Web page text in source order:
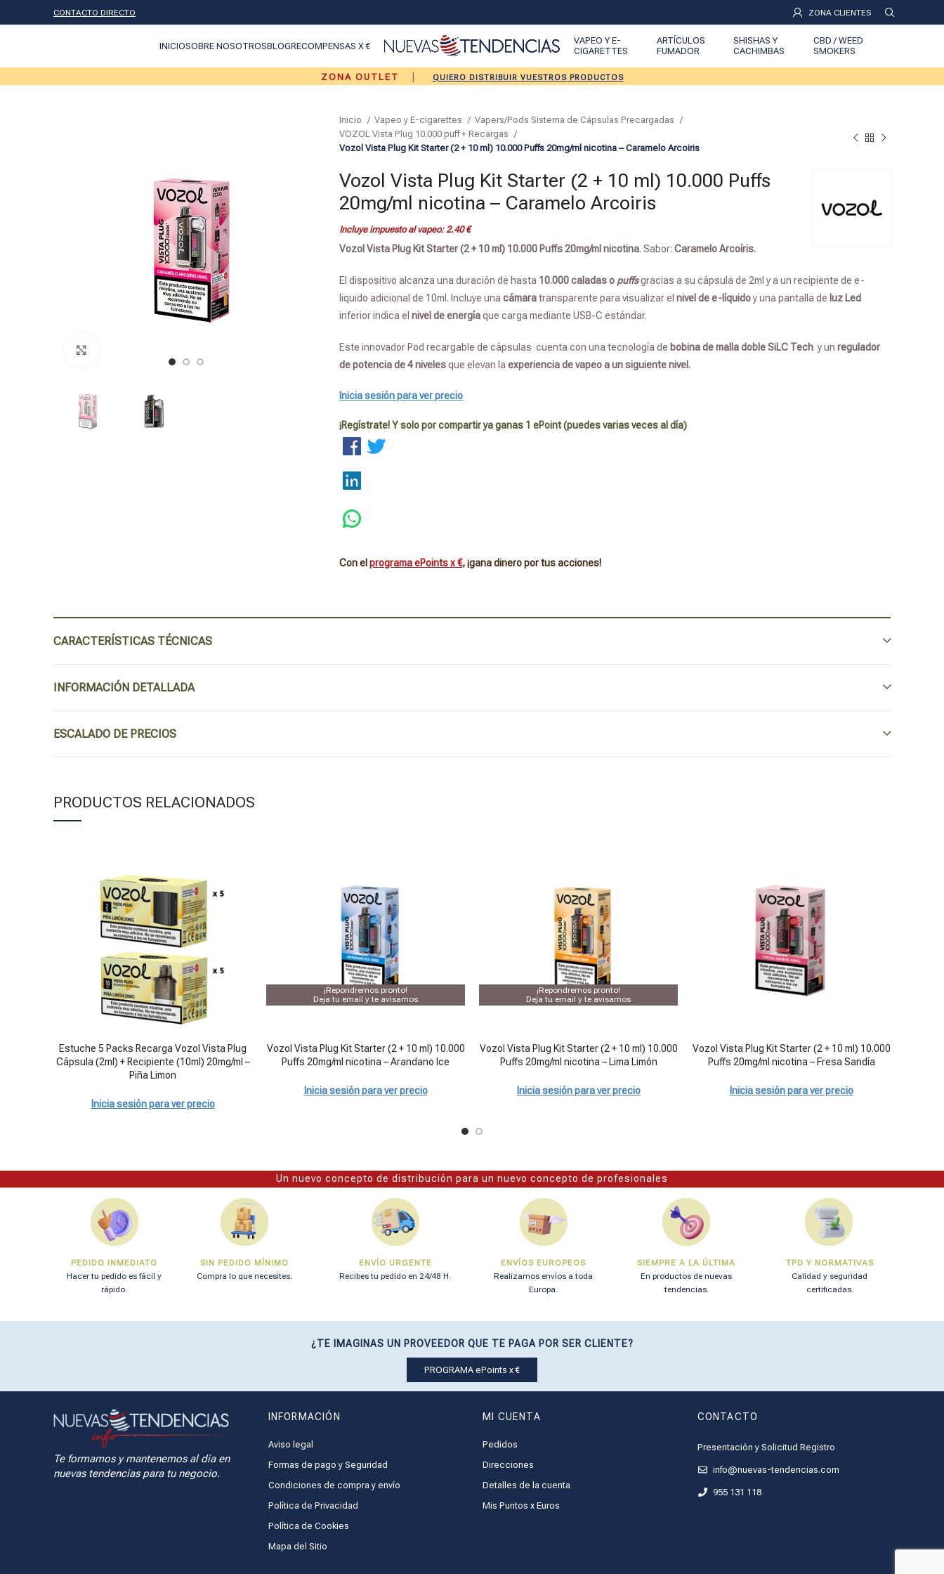
CONTACTO DIRECTO ZONA CLIENTES
INICIOSOBRE NOSOTROSBLOGRECOMPENSAS X €
VAPEO Y E-
CIGARETTES
ARTÍCULOS
FUMADOR
SHISHAS Y
CACHIMBAS
CBD / WEED
SMOKERS
ZONA OUTLET | QUIERO DISTRIBUIR VUESTROS PRODUCTOS
Inicio Vapeo y E-cigarettes
Vapers/Pods Sistema de Cápsulas Precargadas
VOZOL Vista Plug 10.000 puff + Recargas
Vozol Vista Plug Kit Starter (2 + 10 ml) 10.000 Puffs 20mg/ml nicotina – Caramelo Arcoiris
Vozol Vista Plug Kit Starter (2 + 10 ml) 10.000 Puffs
20mg/ml nicotina – Caramelo Arcoiris
Incluye impuesto al vapeo: 2.40€
Vozol Vista Plug Kit Starter (2 + 10 ml) 10.000 Puffs 20mg/ml nicotina. Sabor:Caramelo Arcoíris.
El dispositivo alcanza una duración de hasta 10.000 caladas o puffsgracias a su cápsula de 2ml y a un recipiente de e-
liquido adicional de 10ml. Incluye unacámaratransparente para visualizar elnivel de e-líquidoy una pantalla de luz Led
inferior indica elnivel de energíaque carga mediante USB-C estándar.
Este innovador Pod recargable de cápsulas cuenta con una tecnología de bobina de malla doble SiLC Tech y unregulador
de potencia de 4 nivelesque elevan la experiencia de vapeo a un siguiente nivel.
Inicia sesión para ver precio
¡Regístrate! Y solo por compartir ya ganas 1 ePoint (puedes varias veces al día)
Con elprograma ePoints x €, ¡gana dinero por tus acciones!
CARACTERÍSTICAS TÉCNICAS
INFORMACIÓN DETALLADA
ESCALADO DE PRECIOS
PRODUCTOS RELACIONADOS
Estuche 5 Packs Recarga Vozol Vista Plug Cápsula (2ml) + Recipiente (10ml) 20mg/ml - Piña Limon cantidad
Estuche 5 Packs Recarga Vozol Vista Plug
Cápsula (2ml) + Recipiente (10ml) 20mg/ml –
Piña Limon
Inicia sesión para ver precio
¡Repondremos pronto!
Deja tu email y te avisamos
SIN STOCK
Vozol Vista Plug Kit Starter (2 + 10 ml) 10.000
Puffs 20mg/ml nicotina – Arandano Ice
Inicia sesión para ver precio
¡Repondremos pronto!
Deja tu email y te avisamos
SIN STOCK
Vozol Vista Plug Kit Starter (2 + 10 ml) 10.000
Puffs 20mg/ml nicotina – Lima Limón
Inicia sesión para ver precio
Vozol Vista Plug Kit Starter (2 + 10 ml) 10.000 Puffs
Vozol Vista Plug Kit Starter (2 + 10 ml) 10.000
Puffs 20mg/ml nicotina – Fresa Sandía
Inicia sesión para ver precio
Un nuevo concepto de distribución para un nuevo concepto de profesionales
PEDIDO INMEDIATO
Hacer tu pedido es fácil y
rápido.
SIN PEDIDO MÍNIMO
Compra lo que necesites.
ENVÍO URGENTE
Recibes tu pedido en 24/48 H.
ENVÍOS EUROPEOS
Realizamos envíos a toda
Europa.
SIEMPRE A LA ÚLTIMA
En productos de nuevas
tendencias.
TPD Y NORMATIVAS
Calidad y seguridad
certificadas.
¿TE IMAGINAS UN PROVEEDOR QUE TE PAGA POR SER CLIENTE?
PROGRAMA ePoints x €
Te formamos y mantenemos al día en
nuevas tendencias para tu negocio.
INFORMACIÓN
Aviso legal
Formas de pago y Seguridad
Condiciones de compra y envío
Política de Privacidad
Política de Cookies
Mapa del Sitio
MI CUENTA
Pedidos
Direcciones
Detalles de la cuenta
Mis Puntos x Euros
CONTACTO
Presentación y Solicitud Registro
info@nuevas-tendencias.com
955 131 118